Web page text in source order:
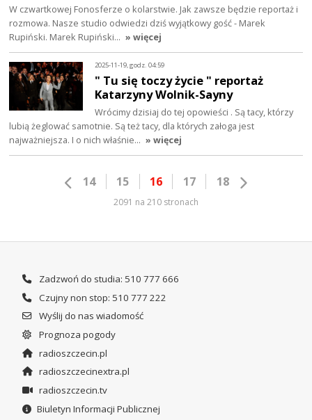
W czwartkowej Fonosferze o kolarstwie. Jak zawsze będzie reportaż i
rozmowa. Nasze studio odwiedzi dziś wyjątkowy gość - Marek
Rupiński. Marek Rupiński… » więcej
2025-11-19, godz. 04:59
" Tu się toczy życie " reportaż
Katarzyny Wolnik-Sayny
Wrócimy dzisiaj do tej opowieści . Są tacy, którzy
lubią żeglować samotnie. Są też tacy, dla których załoga jest
najważniejsza. I o nich właśnie… » więcej
14 15 16 17 18
2091 na 210 stronach
Zadzwoń do studia: 510 777 666
Czujny non stop: 510 777 222
Wyślij do nas wiadomość
Prognoza pogody
radioszczecin.pl
radioszczecinextra.pl
radioszczecin.tv
Biuletyn Informacji Publicznej